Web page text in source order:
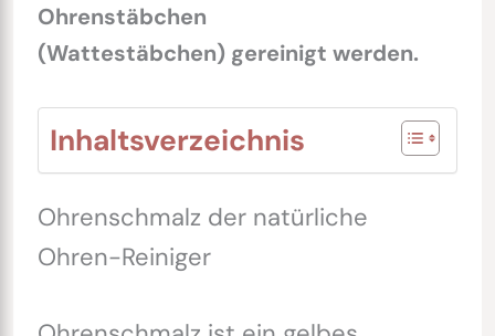
Ohrenstäbchen
(Wattestäbchen) gereinigt werden.
Inhaltsverzeichnis
Ohrenschmalz der natürliche
Ohren-Reiniger